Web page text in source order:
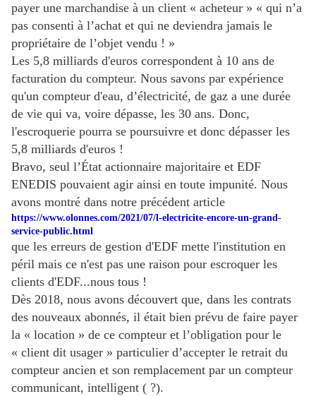
payer une marchandise à un client « acheteur » « qui n’a
pas consenti à l’achat et qui ne deviendra jamais le
propriétaire de l’objet vendu ! »
Les 5,8 milliards d'euros correspondent à 10 ans de
facturation du compteur. Nous savons par expérience
qu'un compteur d'eau, d’électricité, de gaz a une durée
de vie qui va, voire dépasse, les 30 ans. Donc,
l'escroquerie pourra se poursuivre et donc dépasser les
5,8 milliards d'euros !
Bravo, seul l’État actionnaire majoritaire et EDF
ENEDIS pouvaient agir ainsi en toute impunité. Nous
avons montré dans notre précédent article
https://www.olonnes.com/2021/07/l-electricite-encore-un-grand-
service-public.html
que les erreurs de gestion d'EDF mette l'institution en
péril mais ce n'est pas une raison pour escroquer les
clients d'EDF...nous tous !
Dès 2018, nous avons découvert que, dans les contrats
des nouveaux abonnés, il était bien prévu de faire payer
la « location » de ce compteur et l’obligation pour le
« client dit usager » particulier d’accepter le retrait du
compteur ancien et son remplacement par un compteur
communicant, intelligent ( ?).